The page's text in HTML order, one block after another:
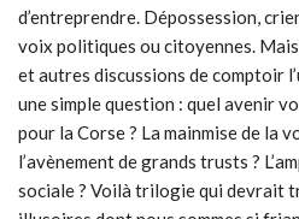
d’entreprendre. Dépossession,
voix politiques ou citoyennes.
et autres discussions de comptoir
une simple question : quel avenir
pour la Corse ? La mainmise de la
l’avènement de grands trusts ?
sociale ? Voilà trilogie qui devrait